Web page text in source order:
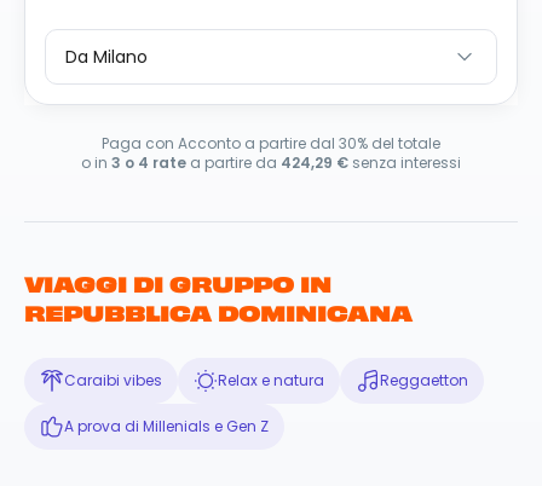
Da Milano
Paga con Acconto a partire dal 30% del totale
o in 3 o 4 rate a partire da 424,29 € senza interessi
VIAGGI DI GRUPPO IN
REPUBBLICA DOMINICANA
Caraibi vibes Relax e natura Reggaetton
A prova di Millenials e Gen Z